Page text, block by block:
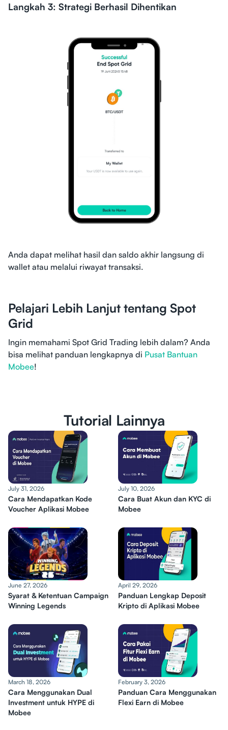
Langkah 3: Strategi Berhasil Dihentikan
Anda dapat melihat hasil dan saldo akhir langsung di
wallet atau melalui riwayat transaksi.
Pelajari Lebih Lanjut tentang Spot
Grid
Ingin memahami Spot Grid Trading lebih dalam? Anda
bisa melihat panduan lengkapnya di Pusat Bantuan
Mobee!
Tutorial Lainnya
July 31, 2026
Cara Mendapatkan Kode
Voucher Aplikasi Mobee
July 10, 2026
Cara Buat Akun dan KYC di
Mobee
June 27, 2026
Syarat & Ketentuan Campaign
Winning Legends
April 29, 2026
Panduan Lengkap Deposit
Kripto di Aplikasi Mobee
March 18, 2026
Cara Menggunakan Dual
Investment untuk HYPE di
Mobee
February 3, 2026
Panduan Cara Menggunakan
Flexi Earn di Mobee